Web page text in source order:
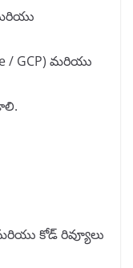
/ GCP) మరియు
కోడ్ రివ్యూలు